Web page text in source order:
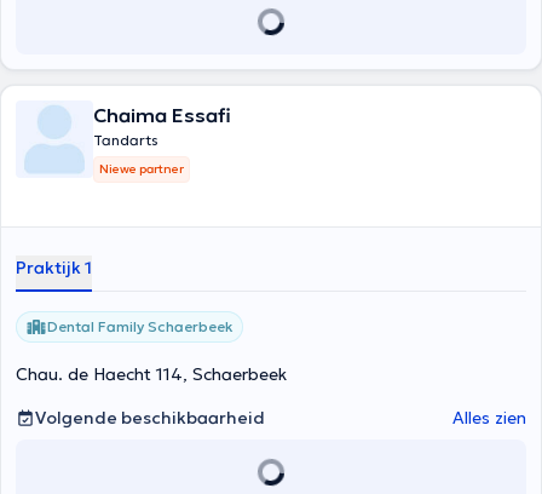
Chaima Essafi
Tandarts
Niewe partner
Praktijk 1
Dental Family Schaerbeek
Chau. de Haecht 114, Schaerbeek
Volgende beschikbaarheid
Alles zien